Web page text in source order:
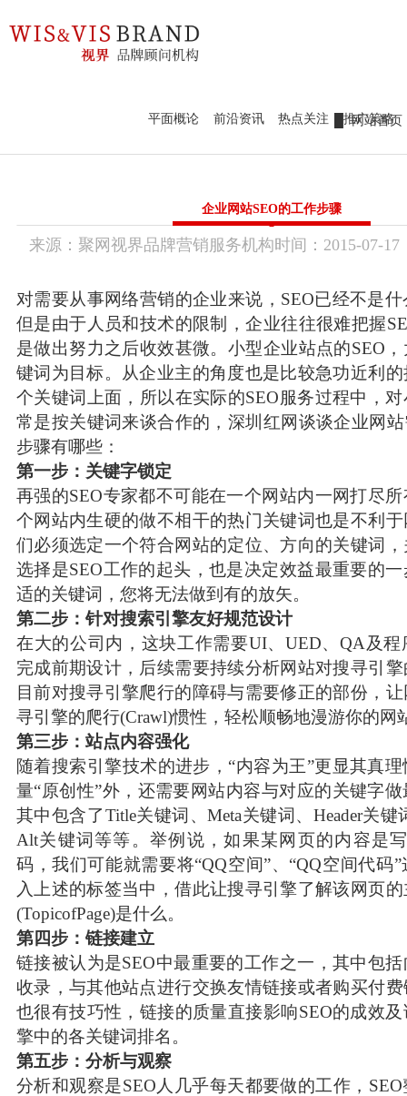
传统市场竞争激烈，互联网上仍潜藏着勃勃商机！
WZGEO：180 98979252
品牌视界
热点前沿
平面概论
前沿资讯
热点关注
计
计
产品包装设
计
课件创意视
频
官网定制
加工、设备
制造
培训、代理
服务
设计、品牌
营销
美妆、服装
配饰
快消、养生
大健康
联系我们
网站首页
平面概论 前沿资讯 热点关注 推广策略
企业网站SEO的工作步骤
来源： 聚网视界品牌营销服务机构时间： 2015-07-17
对需要从事网络营销的企业来说，SEO已经不是
但是由于人员和技术的限制，企业往往很难把握
是做出努力之后收效甚微。小型企业站点的SEO
键词为目标。从企业主的角度也是比较急功近利
个关键词上面，所以在实际的SEO服务过程中，
常是按关键词来谈合作的，深圳红网谈谈企业网
步骤有哪些：
第一步：关键字锁定
再强的SEO专家都不可能在一个网站内一网打尽
个网站内生硬的做不相干的热门关键词也是不利
们必须选定一个符合网站的定位、方向的关键词
选择是SEO工作的起头，也是决定效益最重要的
适的关键词，您将无法做到有的放矢。
第二步：针对搜索引擎友好规范设计
在大的公司内，这块工作需要UI、UED、QA及
完成前期设计，后续需要持续分析网站对搜寻引
目前对搜寻引擎爬行的障碍与需要修正的部份，
寻引擎的爬行(Crawl)惯性，轻松顺畅地漫游你的网
第三步：站点内容强化
随着搜索引擎技术的进步，“内容为王”更显其真
量“原创性”外，还需要网站内容与对应的关键字
其中包含了Title关键词、Meta关键词、Header关
Alt关键词等等。举例说，如果某网页的内容是
码，我们可能就需要将“QQ空间”、“QQ空间代码
入上述的标签当中，借此让搜寻引擎了解该网页
(TopicofPage)是什么。
第四步：链接建立
链接被认为是SEO中最重要的工作之一，其中包
收录，与其他站点进行交换友情链接或者购买付
也很有技巧性，链接的质量直接影响SEO的成效
擎中的各关键词排名。
第五步：分析与观察
分析和观察是SEO人几乎每天都要做的工作，